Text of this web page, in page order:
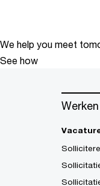
We help you meet
See how